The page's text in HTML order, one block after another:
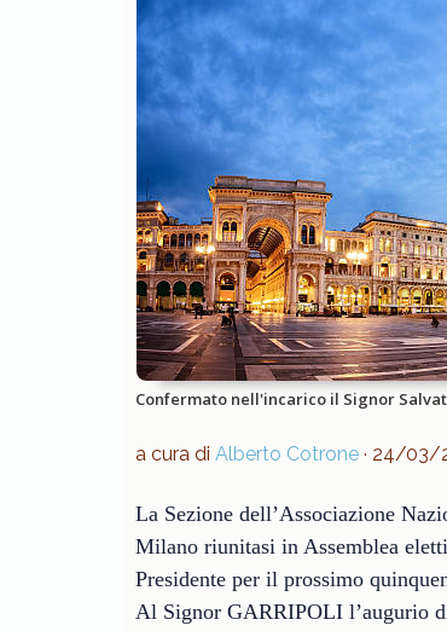
Confermato nell'incarico il Signor
a cura di Alberto Cotrone· 24/03/
La Sezione dell’Associazione
Milano riunitasi in Assemblea
Presidente per il prossimo
Al Signor GARRIPOLI l’augurio